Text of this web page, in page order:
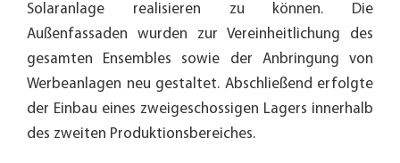
Solaranlage realisieren zu können. Die
Außenfassaden wurden zur Vereinheitlichung des
gesamten Ensembles sowie der Anbringung von
Werbeanlagen neu gestaltet. Abschließend erfolgte
der Einbau eines zweigeschossigen Lagers innerhalb
des zweiten Produktionsbereiches.